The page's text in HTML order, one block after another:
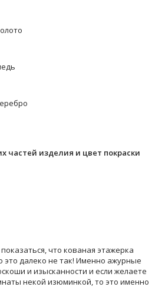
частей изделия и цвет покраски
что кованая этажерка
это далеко не так! Именно ажурные
и изысканности и если желаете
некой изюминкой, то это именно